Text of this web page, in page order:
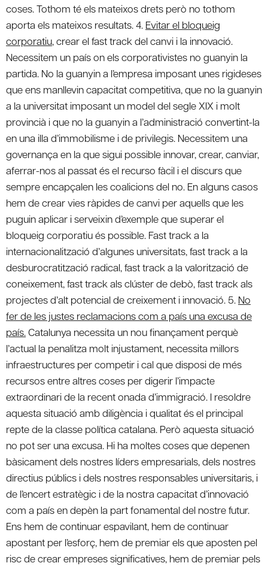
coses. Tothom té els mateixos drets però no tothom
aporta els mateixos resultats. 4. Evitar el bloqueig
corporatiu, crear el fast track del canvi i la innovació.
Necessitem un país on els corporativistes no guanyin la
partida. No la guanyin a l’empresa imposant unes rigideses
que ens manllevin capacitat competitiva, que no la guanyin
a la universitat imposant un model del segle XIX i molt
provincià i que no la guanyin a l’administració convertint-la
en una illa d’immobilisme i de privilegis. Necessitem una
governança en la que sigui possible innovar, crear, canviar,
aferrar-nos al passat és el recurso fàcil i el discurs que
sempre encapçalen les coalicions del no. En alguns casos
hem de crear vies ràpides de canvi per aquells que les
puguin aplicar i serveixin d’exemple que superar el
bloqueig corporatiu és possible. Fast track a la
internacionalització d’algunes universitats, fast track a la
desburocratització radical, fast track a la valorització de
coneixement, fast track als clúster de debò, fast track als
projectes d’alt potencial de creixement i innovació. 5. No
fer de les justes reclamacions com a país una excusa de
país.Catalunya necessita un nou finançament perquè
l’actual la penalitza molt injustament, necessita millors
infraestructures per competir i cal que disposi de més
recursos entre altres coses per digerir l’impacte
extraordinari de la recent onada d’immigració. I resoldre
aquesta situació amb diligència i qualitat és el principal
repte de la classe política catalana. Però aquesta situació
no pot ser una excusa. Hi ha moltes coses que depenen
bàsicament dels nostres líders empresarials, dels nostres
directius públics i dels nostres responsables universitaris, i
de l’encert estratègic i de la nostra capacitat d’innovació
com a país en depèn la part fonamental del nostre futur.
Ens hem de continuar espavilant, hem de continuar
apostant per l’esforç, hem de premiar els que aposten pel
risc de crear empreses significatives, hem de premiar pels